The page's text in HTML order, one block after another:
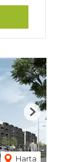
Harta
Next